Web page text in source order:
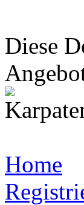
Diese
Home